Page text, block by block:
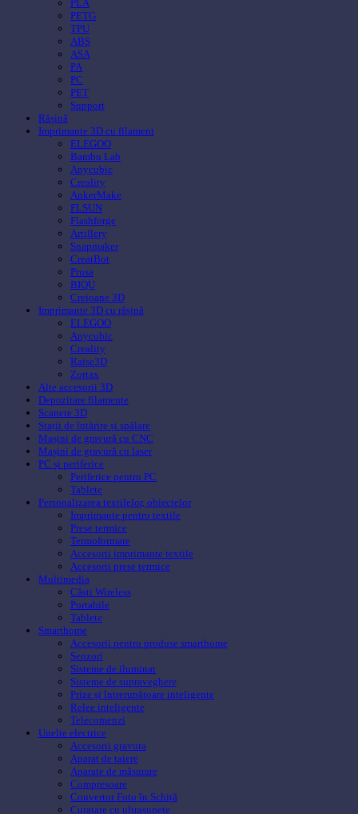
PLA
PETG
TPU
ABS
ASA
PA
PC
PET
Support
Rășină
Imprimante 3D cu filament
ELEGOO
Bambu Lab
Anycubic
Creality
AnkerMake
FLSUN
Flashforge
Artillery
Snapmaker
CreatBot
Prusa
BIQU
Creioane 3D
Imprimante 3D cu rășină
ELEGOO
Anycubic
Creality
Raise3D
Zortax
Alte accesorii 3D
Depozitare filamente
Scanere 3D
Stații de întărire și spălare
Mașini de gravură cu CNC
Mașini de gravură cu laser
PC și periferice
Periferice pentru PC
Tablete
Personalizarea textilelor, obiectelor
Imprimante pentru textile
Prese termice
Termoformare
Accesorii imprimante textile
Accesorii prese termice
Multimedia
Căsti Wireless
Portabile
Tablete
Smarthome
Accesorii pentru produse smarthome
Senzori
Sisteme de iluminat
Sisteme de supraveghere
Prize și întrerupătoare inteligente
Relee inteligente
Telecomenzi
Unelte electrice
Accesorii gravura
Aparat de taiere
Aparate de măsurare
Compresoare
Convertor Foto în Schiță
Curatare cu ultrasunete